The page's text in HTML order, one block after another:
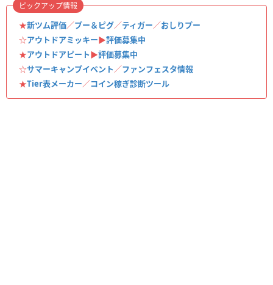
★新ツム評価／プー＆ピグ／ティガー／おしりプー
☆アウトドアミッキー▶︎評価募集中
★アウトドアピート▶︎評価募集中
☆サマーキャンプイベント／ファンフェスタ情報
★Tier表メーカー／コイン稼ぎ診断ツール
ピックアップ情報